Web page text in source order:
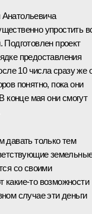
упростить
Подготовлен проект
предоставления
10 числа сразу же
понятно, пока они
конце мая они смогут
только тем
со своими
возможности
случае эти деньги